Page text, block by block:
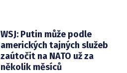
WSJ: Putin může podle
amerických tajných služeb
zaútočit na NATO už za
několik měsíců